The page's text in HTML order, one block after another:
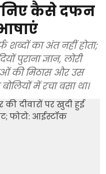
कैसे दफन
शब्दों का अंत नहीं होता;
पुराना ज्ञान, लोरी
की मिठास और उस
में रचा बसा था।